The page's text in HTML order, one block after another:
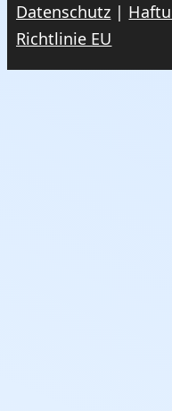
Datenschutz |
Richtlinie EU